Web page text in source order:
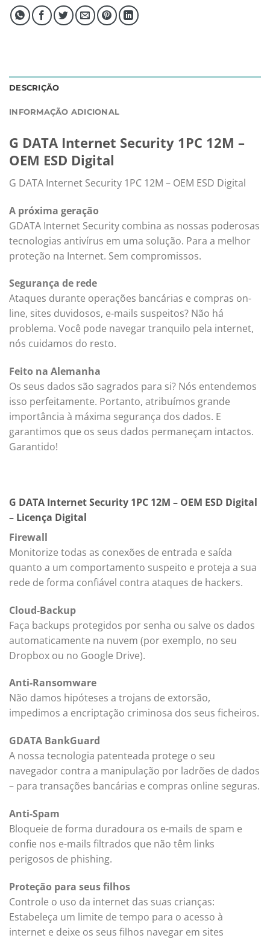
DESCRIÇÃO
INFORMAÇÃO ADICIONAL
G DATA Internet Security 1PC 12M –
OEM ESD Digital
G DATA Internet Security 1PC 12M – OEM ESD Digital
A próxima geração
GDATA Internet Security combina as nossas poderosas
tecnologias antivírus em uma solução. Para a melhor
proteção na Internet. Sem compromissos.
Segurança de rede
Ataques durante operações bancárias e compras on-
line, sites duvidosos, e-mails suspeitos? Não há
problema. Você pode navegar tranquilo pela internet,
nós cuidamos do resto.
Feito na Alemanha
Os seus dados são sagrados para si? Nós entendemos
isso perfeitamente. Portanto, atribuímos grande
importância à máxima segurança dos dados. E
garantimos que os seus dados permaneçam intactos.
Garantido!
G DATA Internet Security 1PC 12M – OEM ESD Digital
– Licença Digital
Firewall
Monitorize todas as conexões de entrada e saída
quanto a um comportamento suspeito e proteja a sua
rede de forma confiável contra ataques de hackers.
Cloud-Backup
Faça backups protegidos por senha ou salve os dados
automaticamente na nuvem (por exemplo, no seu
Dropbox ou no Google Drive).
Anti-Ransomware
Não damos hipóteses a trojans de extorsão,
impedimos a encriptação criminosa dos seus ficheiros.
GDATA BankGuard
A nossa tecnologia patenteada protege o seu
navegador contra a manipulação por ladrões de dados
– para transações bancárias e compras online seguras.
Anti-Spam
Bloqueie de forma duradoura os e-mails de spam e
confie nos e-mails filtrados que não têm links
perigosos de phishing.
Proteção para seus filhos
Controle o uso da internet das suas crianças:
Estabeleça um limite de tempo para o acesso à
internet e deixe os seus filhos navegar em sites